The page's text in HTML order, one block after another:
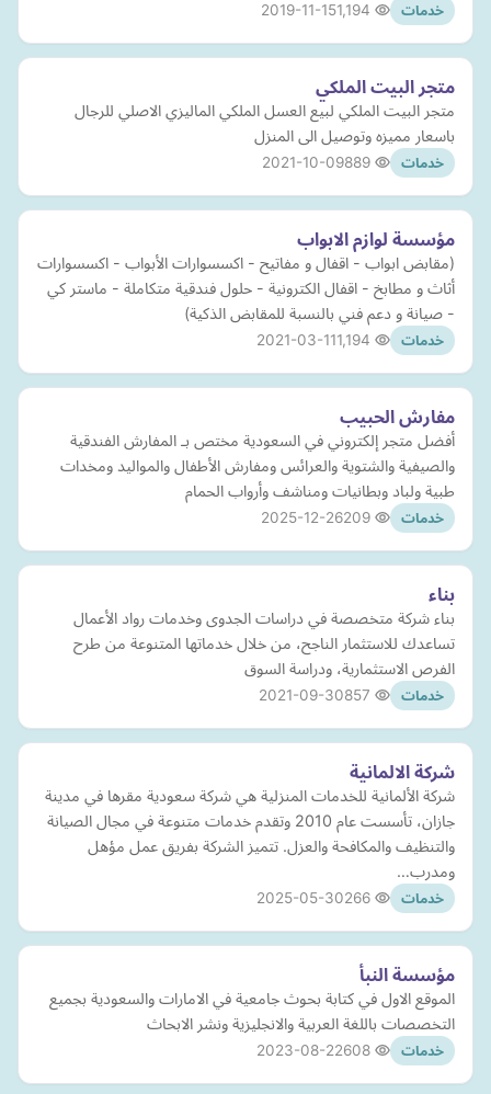
خدمات 2019-11-15
متجر البيت الملكي
متجر البيت الملكي لبيع العسل الملكي الماليزي الاصلي للرجال
باسعار مميزه وتوصيل الى المنزل
خدمات 2021-10-09
مؤسسة لوازم الابواب
(مقابض ابواب - اقفال و مفاتيح - اكسسوارات الأبواب - اكسسوارات
أثاث و مطابخ - اقفال الكترونية - حلول فندقية متكاملة - ماستر كي
- صيانة و دعم فني بالنسبة للمقابض الذكية)
خدمات 2021-03-11
مفارش الحبيب
أفضل متجر إلكتروني في السعودية مختص بـ المفارش الفندقية
والصيفية والشتوية والعرائس ومفارش الأطفال والمواليد ومخدات
طبية ولباد وبطانيات ومناشف وأرواب الحمام
خدمات 2025-12-26
بناء
بناء شركة متخصصة في دراسات الجدوى وخدمات رواد الأعمال
تساعدك للاستثمار الناجح، من خلال خدماتها المتنوعة من طرح
الفرص الاستثمارية، ودراسة السوق
خدمات 2021-09-30
شركة الالمانية
شركة الألمانية للخدمات المنزلية هي شركة سعودية مقرها في مدينة
جازان، تأسست عام 2010 وتقدم خدمات متنوعة في مجال الصيانة
والتنظيف والمكافحة والعزل. تتميز الشركة بفريق عمل مؤهل
ومدرب…
خدمات 2025-05-30
مؤسسة النبأ
الموقع الاول في كتابة بحوث جامعية في الامارات والسعودية بجميع
التخصصات باللغة العربية والانجليزية ونشر الابحاث
خدمات 2023-08-22